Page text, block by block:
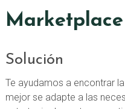
Marketplace
Solución
Te ayudamos a encontrar
mejor se adapte a las